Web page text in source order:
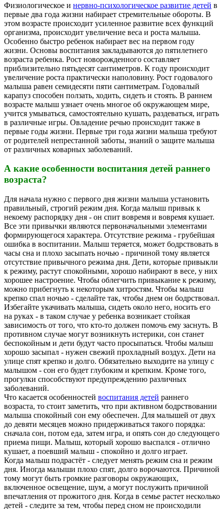
Физиологическое и нервно-психологическое развитие детей в
первые два года жизни набирает стремительные обороты. В
этом возрасте происходит усиленное развитие всех функций
организма, происходит увеличение веса и роста малыша.
Особенно быстро ребенок набирает вес на первом году
жизни. Основы воспитания закладываются до пятилетнего
возраста ребенка. Рост новорожденного составляет
приблизительно пятьдесят сантиметров. К году происходит
увеличение роста практически наполовину. Рост годовалого
малыша равен семидесяти пяти сантиметрам. Годовалый
карапуз способен ползать, ходить, сидеть и стоять. В раннем
возрасте малыш узнает очень многое об окружающем мире,
учится умываться, самостоятельно кушать, раздеваться, играть
в различные игры. Овладение речью происходит также в
первые годы жизни. Первые три года жизни малыша требуют
от родителей непрестанной заботы, знаний о защите малыша
от различных коварных заболеваний.
А какие особенности воспитания детей раннего
возраста?
Для начала нужно с первого дня жизни малыша установить
правильный, строгий режим дня. Когда малыш привык к
некоему распорядку дня - он спит вовремя и вовремя кушает.
Все эти привычки являются первоначальными элементами
формирующегося характера. Отсутствие режима - грубейшая
ошибка в воспитании. Малыш теряется, может бодрствовать в
часы сна и плохо засыпать ночью - причиной тому является
отсутствие привычного режима дня. Дети, которые привыкли
к режиму, растут спокойными, хорошо набирают в весе, у них
хорошее настроение. Чтобы облегчить привыкание к режиму,
можно прибегнуть к некоторым хитростям. Чтобы малыш
крепко спал ночью - сделайте так, чтобы днем он бодрствовал.
Избегайте укачивать малыша, сидеть около него, носить его
на руках - в таком случае у ребенка возникает стойкая
зависимость от того, что кто-то должен помочь ему заснуть. В
противном случае могут возникнуть истерики, сон станет
беспокойным и дети будут часто просыпаться. Чтобы малыш
хорошо засыпал - нужен свежий прохладный воздух. Дети на
улице спят крепко и долго. Обязательно выходите на улицу с
малышом - сон его будет глубоким и крепким. Кроме того,
прогулки способствуют предупреждению различных
заболеваний.
Что касается особенностей воспитания детей раннего
возраста, то стоит заметить, что при активном бодрствовании
малыша спокойный сон ему обеспечен. Для малышей от двух
до девяти месяцев можно придерживаться такого порядка:
сначала сон, потом еда, затем игра, и опять сон до следующего
приема пищи. Малыш, который хорошо выспался - отлично
кушает, а поевший малыш - спокойно и долго играет.
Когда малыш подрастёт - следует менять режим сна и режим
дня. Иногда малыши плохо спят, долго ворочаются. Причиной
тому могут быть громкие разговоры окружающих,
включенное освещение, шум, а могут послужить причиной
впечатления от прожитого дня. Когда в семье растет несколько
детей - следите за тем, чтобы перед сном не происходили